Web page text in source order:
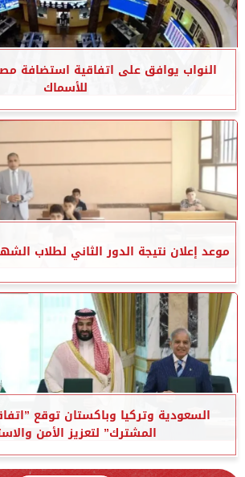
النواب يوافق على اتفاقية استضافة
للأسماك
موعد إعلان نتيجة الدور الثاني لطلاب الشهادة
السعودية وتركيا وباكستان توقع
المشترك” لتعزيز الأمن